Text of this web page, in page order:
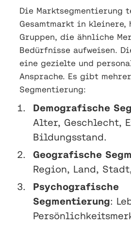
Die Marktsegmentierung
Gesamtmarkt in kleinere,
Gruppen, die ähnliche
Bedürfnisse aufweisen.
eine gezielte und
Ansprache. Es gibt
Segmentierung:
Demografische
Alter, Geschlecht,
Bildungsstand.
Geografische
Region, Land,
Psychografische
Segmentierung: